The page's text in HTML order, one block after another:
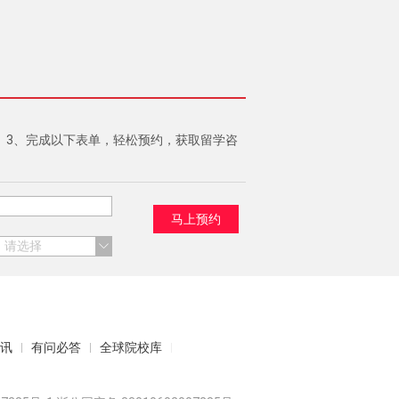
3、完成以下表单，轻松预约，获取留学咨
马上预约
有问必答
全球院校库